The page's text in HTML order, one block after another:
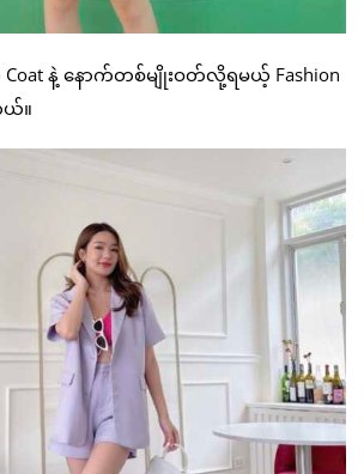
Coat နဲ့ နောက်တစ်မျိုးဝတ်လို့ရမယ့် Fashion
ယ်။